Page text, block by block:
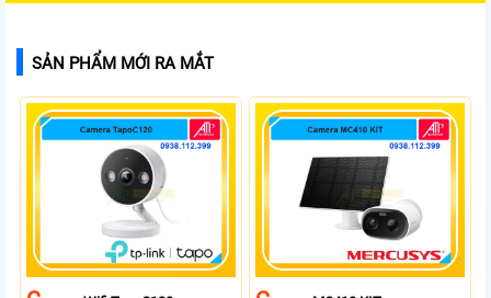
SẢN PHẨM MỚI RA MẮT